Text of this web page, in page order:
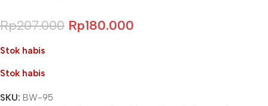
Rp207.000 Rp180.000
Stok habis
Stok habis
SKU: BW-95